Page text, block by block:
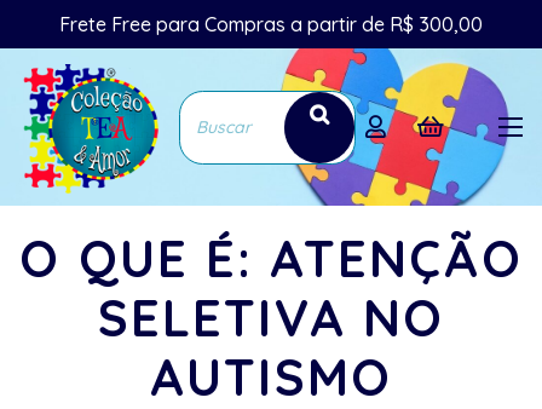
Frete Free para Compras a partir de R$ 300,00
O QUE É: ATENÇÃO
SELETIVA NO
AUTISMO